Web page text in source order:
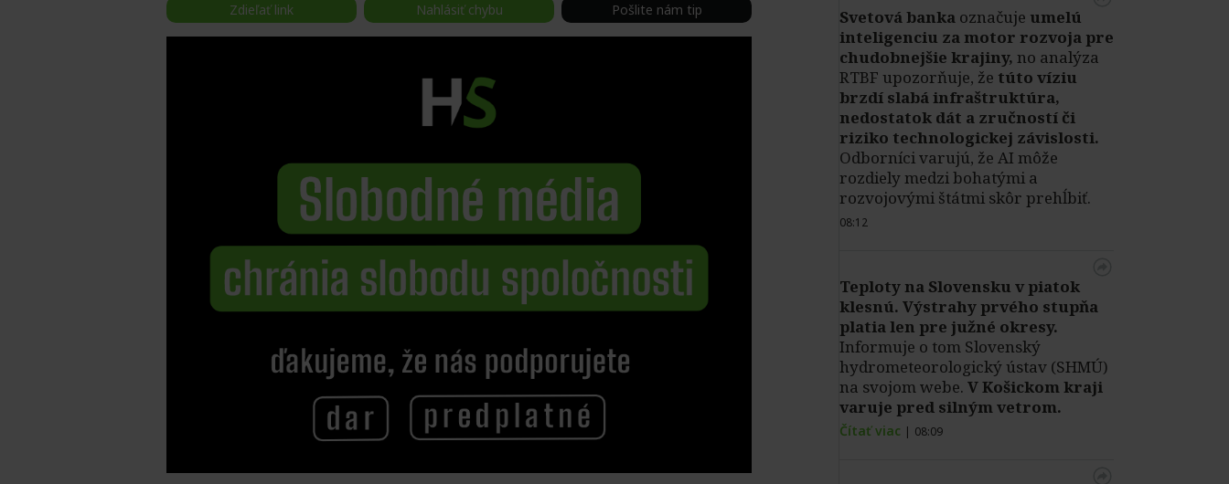
Zdieľať link Nahlásiť chybu Pošlite nám tip Svetová banka označuje umelú
inteligenciu za motor rozvoja pre
chudobnejšie krajiny, no analýza
RTBF upozorňuje, že túto víziu
brzdí slabá infraštruktúra,
nedostatok dát a zručností či
riziko technologickej závislosti.
Odborníci varujú, že AI môže
rozdiely medzi bohatými a
rozvojovými štátmi skôr prehĺbiť.
08:12
Teploty na Slovensku v piatok
klesnú. Výstrahy prvého stupňa
platia len pre južné okresy.
Informuje o tom Slovenský
hydrometeorologický ústav (SHMÚ)
na svojom webe. V Košickom kraji
varuje pred silným vetrom.
Čítať viac | 08:09